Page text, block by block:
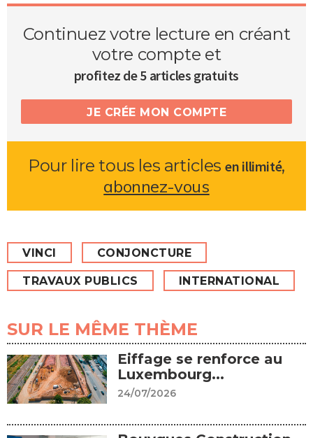
Continuez votre lecture en créant
votre compte et
profitez de 5 articles gratuits
JE CRÉE MON COMPTE
Pour lire tous les articlesen illimité,
abonnez-vous
VINCI CONJONCTURE
TRAVAUX PUBLICS INTERNATIONAL
SUR LE MÊME THÈME
Eiffage se renforce au
Luxembourg...
24/07/2026